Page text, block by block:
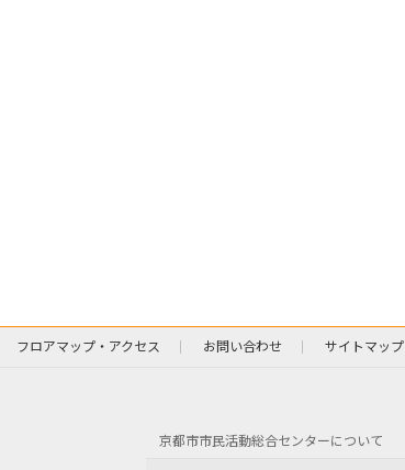
フロアマップ・アクセス お問い合わせ サイトマップ
京都市市民活動総合センターについて